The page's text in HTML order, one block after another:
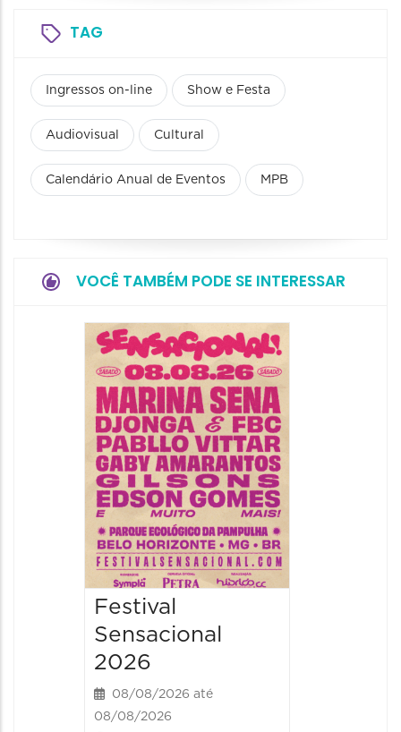
TAG
Ingressos on-line Show e Festa
Audiovisual Cultural
Calendário Anual de Eventos MPB
VOCÊ TAMBÉM PODE SE INTERESSAR
Festival
Sensacional
2026
08/08/2026 até
08/08/2026